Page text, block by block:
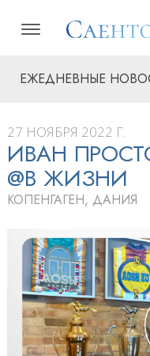
ЕЖЕДНЕВНЫЕ
27 НОЯБРЯ 2022 Г.
ИВАН
@В ЖИЗНИ
КОПЕНГАГЕН, ДАНИЯ